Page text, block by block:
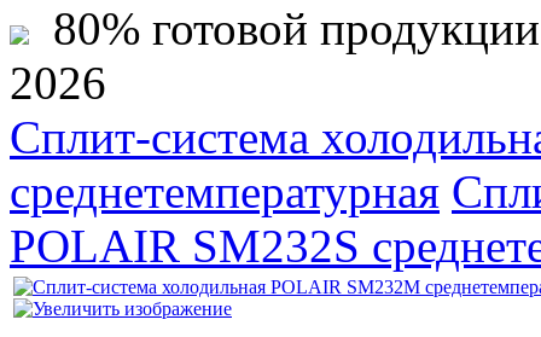
80% готовой
2026
Сплит-система
среднетемпературная
POLAIR SM232S